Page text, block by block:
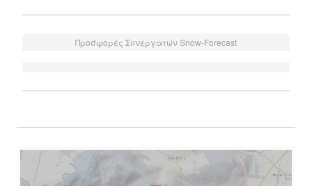
Προσφορές Συνεργατών Snow-Forecast